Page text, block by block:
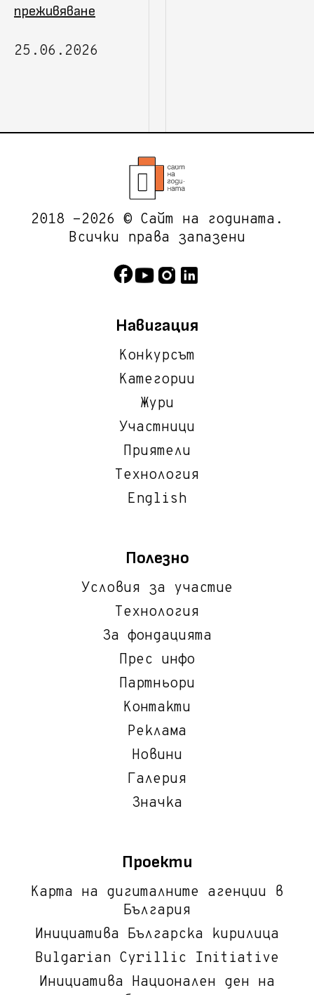
преживяване
25.06.2026
2018 -2026 © Сайт на годината.
Всички права запазени
Навигация
Конкурсът
Категории
Жури
Участници
Приятели
Технология
English
Полезно
Условия за участие
Технология
За фондацията
Прес инфо
Партньори
Контакти
Реклама
Новини
Галерия
Значка
Проекти
Карта на дигиталните агенции в
България
Инициатива Българска кирилица
Bulgarian Cyrillic Initiative
Инициатива Национален ден на